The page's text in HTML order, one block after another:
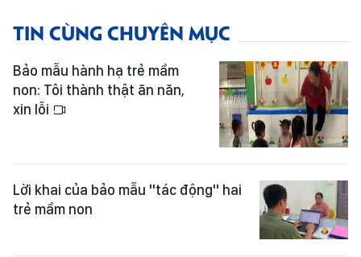
TIN CÙNG CHUYÊN MỤC
Bảo mẫu hành hạ trẻ mầm
non: Tôi thành thật ăn năn,
xin lỗi
Lời khai của bảo mẫu "tác động" hai
trẻ mầm non